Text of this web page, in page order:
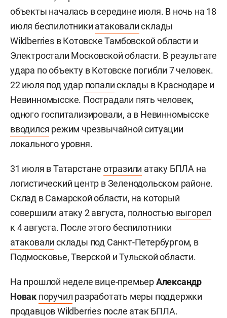
объекты началась в середине июля. В ночь на 18
июля беспилотники атаковалисклады
Wildberries в Котовске Тамбовской области и
Электростали Московской области. В результате
удара по объекту в Котовске погибли 7 человек.
22 июля под удар попалисклады в Краснодаре и
Невинномысске. Пострадали пять человек,
одного госпитализировали, а в Невинномысске
вводился режим чрезвычайной ситуации
локального уровня.
31 июля в Татарстане отразили атаку БПЛА на
логистический центр в Зеленодольском районе.
Склад в Самарской области, на который
совершили атаку 2 августа, полностью выгорел
к 4 августа. После этого беспилотники
атаковали склады под Санкт-Петербургом, в
Подмосковье, Тверской и Тульской области.
На прошлой неделе вице-премьерАлександр
Новак поручил разработать меры поддержки
продавцов Wildberries после атак БПЛА.